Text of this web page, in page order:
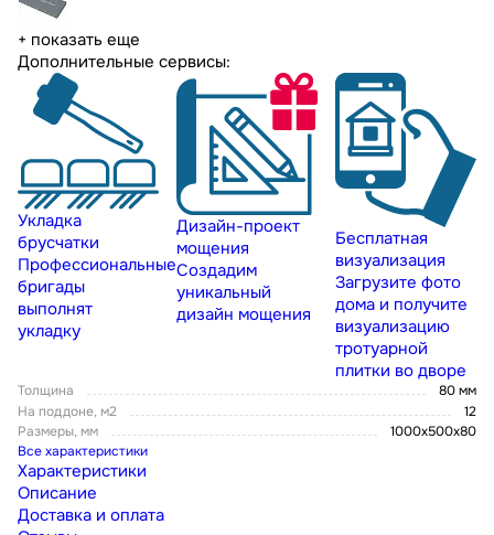
+ показать еще
Дополнительные сервисы:
Укладка
брусчатки
Профессиональные
бригады
выполнят
укладку
Дизайн-проект
мощения
Создадим
уникальный
дизайн мощения
Бесплатная
визуализация
Загрузите фото
дома и получите
визуализацию
тротуарной
плитки во дворе
Толщина
80 мм
На поддоне, м2
12
Размеры, мм
1000x500x80
Все характеристики
Характеристики
Описание
Доставка и оплата